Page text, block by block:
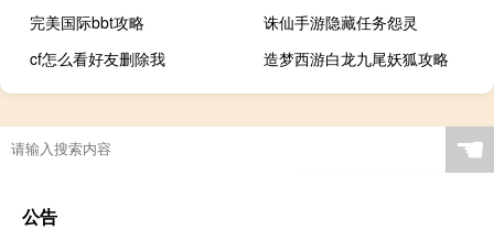
完美国际bbt攻略
诛仙手游隐藏任务怨灵
cf怎么看好友删除我
造梦西游白龙九尾妖狐攻略
☚
公告